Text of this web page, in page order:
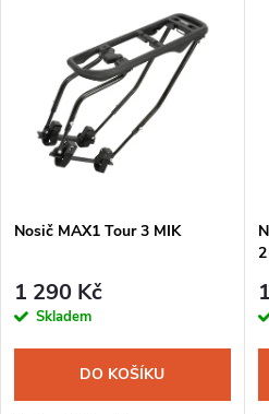
Nosič MAX1 Tour 3 MIK
1 290 Kč
Skladem
DO KOŠÍKU